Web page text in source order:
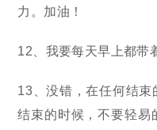
力。加油！
12、我要每天早上都带
13、没错，在任何结束
结束的时候，不要轻易